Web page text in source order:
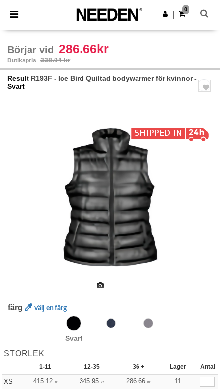
× Needen-app
Bättre priser i appen!
Hämta app
0
Börjar vid 286.66kr
Butikspris 338.94 kr
Result R193F - Ice Bird Quiltad bodywarmer för kvinnor-
Svart
färg välj en färg
Svart
STORLEK
1-11 12-35 36 + Lager Antal
XS 415.12 kr 345.95 kr 286.66 kr
11